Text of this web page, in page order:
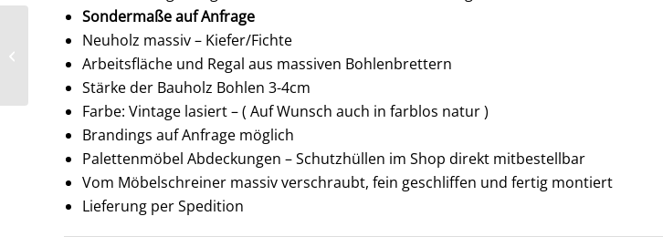
Sondermaße auf Anfrage
Neuholz massiv – Kiefer/Fichte
Arbeitsfläche und Regal aus massiven Bohlenbrettern
Stärke der Bauholz Bohlen 3-4cm
Farbe: Vintage lasiert – ( Auf Wunsch auch in farblos natur )
Brandings auf Anfrage möglich
Palettenmöbel Abdeckungen – Schutzhüllen im Shop direkt mitbestellbar
Vom Möbelschreiner massiv verschraubt, fein geschliffen und fertig montiert
Lieferung per Spedition
Holz mit Kühlschrank –
Kombinierbares
Außenküchen...